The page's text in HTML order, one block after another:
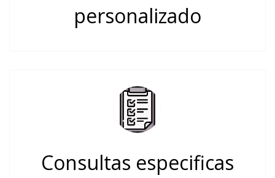
personalizado
Consultas especificas